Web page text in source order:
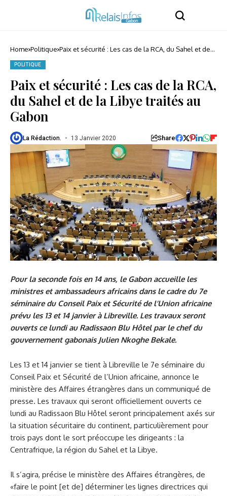
Home Politique Paix et sécurité : Les cas de la RCA, du Sahel et de
POLITIQUE
Paix et sécurité : Les cas de la RCA,
du Sahel et de la Libye traités au
Gabon
La Rédaction. 13 Janvier 2020 Share
Pour la seconde fois en 14 ans, le Gabon accueille les
ministres et ambassadeurs africains dans le cadre du 7e
séminaire du Conseil Paix et Sécurité de l’Union africaine
prévu les 13 et 14 janvier à Libreville. Les travaux seront
ouverts ce lundi au Radissaon Blu Hôtel par le chef du
gouvernement gabonais Julien Nkoghe Bekale.
Les 13 et 14 janvier se tient à Libreville le 7e séminaire du
Conseil Paix et Sécurité de l’Union africaine, annonce le
ministère des Affaires étrangères dans un communiqué de
presse. Les travaux qui seront officiellement ouverts ce
lundi au Radissaon Blu Hôtel seront principalement axés sur
la situation sécuritaire du continent, particulièrement pour
trois pays dont le sort préoccupe les dirigeants : la
Centrafrique, la région du Sahel et la Libye.
Il s’agira, précise le ministère des Affaires étrangères, de
«faire le point [et de] déterminer les lignes directrices qui